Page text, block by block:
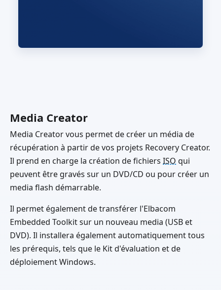
Media Creator
Media Creator vous permet de créer un média de
récupération à partir de vos projets Recovery Creator.
Il prend en charge la création de fichiers ISO qui
peuvent être gravés sur un DVD/CD ou pour créer un
media flash démarrable.
Il permet également de transférer l'Elbacom
Embedded Toolkit sur un nouveau media (USB et
DVD). Il installera également automatiquement tous
les prérequis, tels que le Kit d'évaluation et de
déploiement Windows.